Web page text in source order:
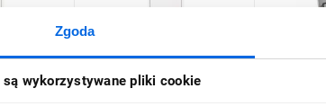
Zgoda
wykorzystywane pliki cookie
IP40 z
Rozdzielnia natynkowa
metalowa 1 X TL 3F + 11